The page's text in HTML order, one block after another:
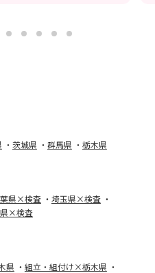
茨城県 群馬県 栃木県
県×検査
埼玉県×検査
×検査
県
組立・組付け×栃木県